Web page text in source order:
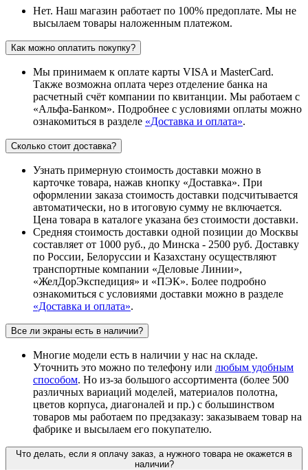
Нет. Наш магазин работает по 100% предоплате. Мы не
высылаем товары наложенным платежом.
Как можно оплатить покупку?
Мы принимаем к оплате карты VISA и MasterCard.
Также возможна оплата через отделение банка на
расчетный счёт компании по квитанции. Мы работаем с
«Альфа-Банком». Подробнее с условиями оплаты можно
ознакомиться в разделе «Доставка и оплата».
Сколько стоит доставка?
Узнать примерную стоимость доставки можно в
карточке товара, нажав кнопку «Доставка». При
оформлении заказа стоимость доставки подсчитывается
автоматически, но в итоговую сумму не включается.
Цена товара в каталоге указана без стоимости доставки.
Средняя стоимость доставки одной позиции до Москвы
составляет от 1000 руб., до Минска - 2500 руб. Доставку
по России, Белоруссии и Казахстану осуществляют
транспортные компании «Деловые Линии»,
«ЖелДорЭкспедиция» и «ПЭК». Более подробно
ознакомиться с условиями доставки можно в разделе
«Доставка и оплата».
Все ли экраны есть в наличии?
Многие модели есть в наличии у нас на складе.
Уточнить это можно по телефону или любым удобным
способом. Но из-за большого ассортимента (более 500
различных вариаций моделей, материалов полотна,
цветов корпуса, диагоналей и пр.) с большинством
товаров мы работаем по предзаказу: заказываем товар на
фабрике и высылаем его покупателю.
Что делать, если я оплачу заказ, а нужного товара не окажется в
наличии?